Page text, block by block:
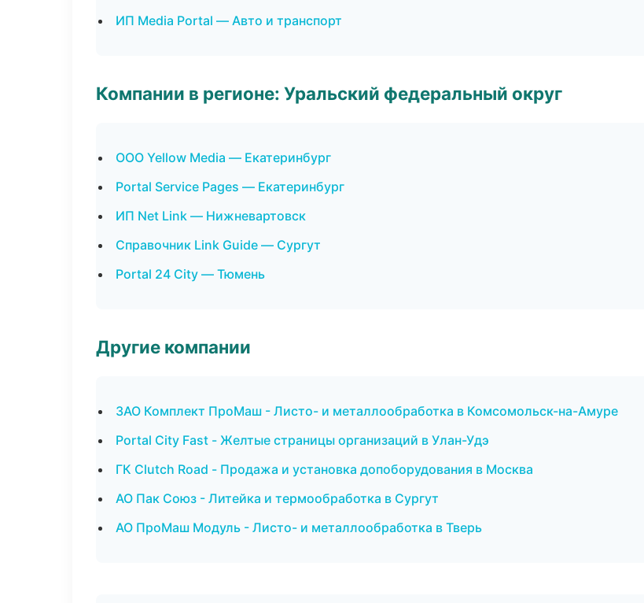
ИП Media Portal — Авто и транспорт
Компании в регионе: Уральский федеральный округ
ООО Yellow Media — Екатеринбург
Portal Service Pages — Екатеринбург
ИП Net Link — Нижневартовск
Справочник Link Guide — Сургут
Portal 24 City — Тюмень
Другие компании
ЗАО Комплект ПроМаш - Листо- и металлообработка в Комсомольск-на-Амуре
Portal City Fast - Желтые страницы организаций в Улан-Удэ
ГК Clutch Road - Продажа и установка допоборудования в Москва
АО Пак Союз - Литейка и термообработка в Сургут
АО ПроМаш Модуль - Листо- и металлообработка в Тверь